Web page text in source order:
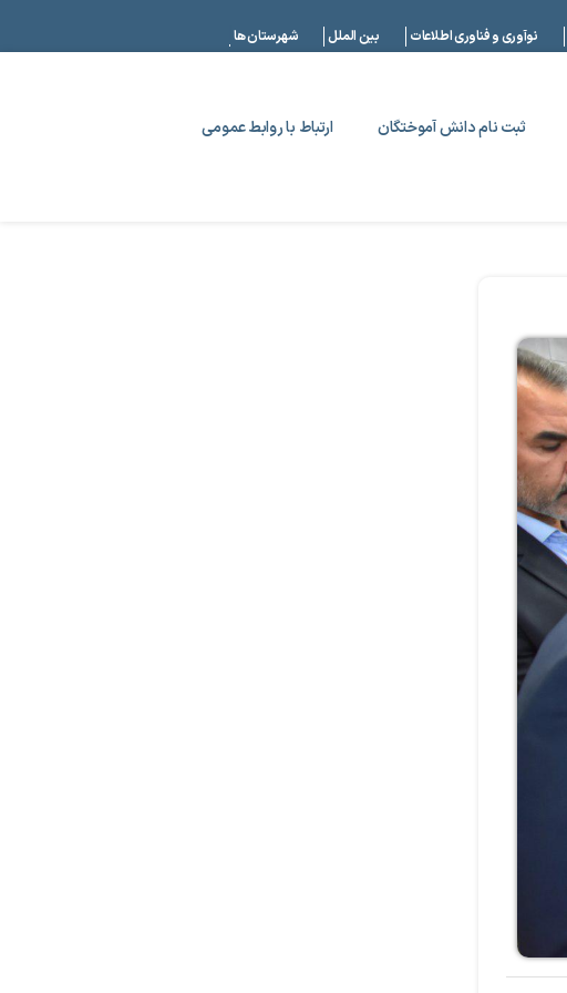
نوآوری و فناوری اطلاعات بین الملل شهرستان ها
ثبت نام دانش آموختگان
ارتباط با روابط عمومی